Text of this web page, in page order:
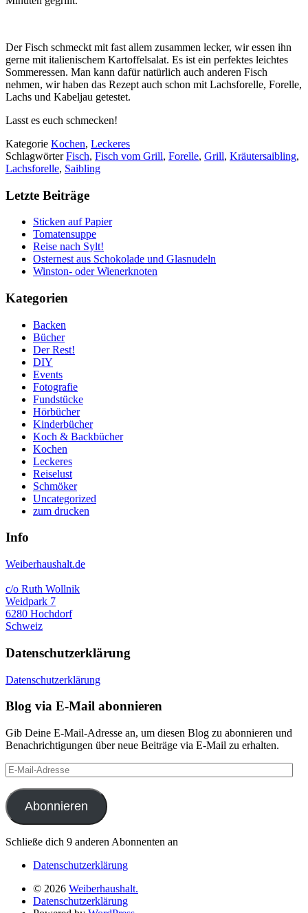
Der Fisch schmeckt mit fast allem zusammen lecker, wir essen ihn
gerne mit italienischem Kartoffelsalat. Es ist ein perfektes leichtes
Sommeressen. Man kann dafür natürlich auch anderen Fisch
nehmen, wir haben das Rezept auch schon mit Lachsforelle, Forelle,
Lachs und Kabeljau getestet.
Lasst es euch schmecken!
Kategorie Kochen, Leckeres
SchlagwörterFisch, Fisch vom Grill, Forelle, Grill, Kräutersaibling,
Lachsforelle, Saibling
Letzte Beiträge
Sticken auf Papier
Tomatensuppe
Reise nach Sylt!
Osternest aus Schokolade und Glasnudeln
Winston- oder Wienerknoten
Kategorien
Backen
Bücher
Der Rest!
DIY
Events
Fotografie
Fundstücke
Hörbücher
Kinderbücher
Koch & Backbücher
Kochen
Leckeres
Reiselust
Schmöker
Uncategorized
zum drucken
Info
Weiberhaushalt.de
c/o Ruth Wollnik
Weidpark 7
6280 Hochdorf
Schweiz
Datenschutzerklärung
Datenschutzerklärung
Blog via E-Mail abonnieren
Gib Deine E-Mail-Adresse an, um diesen Blog zu abonnieren und
Benachrichtigungen über neue Beiträge via E-Mail zu erhalten.
E-
Mail-
Adresse
Abonnieren
Schließe dich 9 anderen Abonnenten an
Datenschutzerklärung
© 2026 Weiberhaushalt.
Datenschutzerklärung